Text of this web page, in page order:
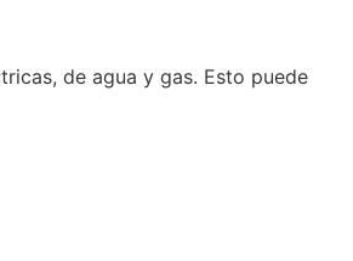
de agua y gas. Esto puede